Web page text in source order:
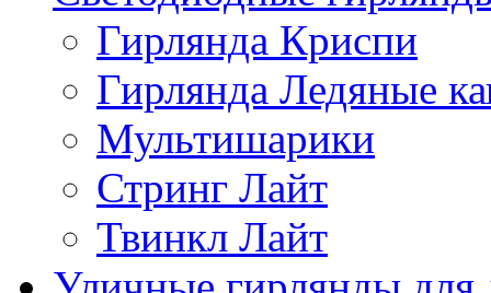
Гирлянда Криспи
Гирлянда Ледяные
Мультишарики
Стринг Лайт
Твинкл Лайт